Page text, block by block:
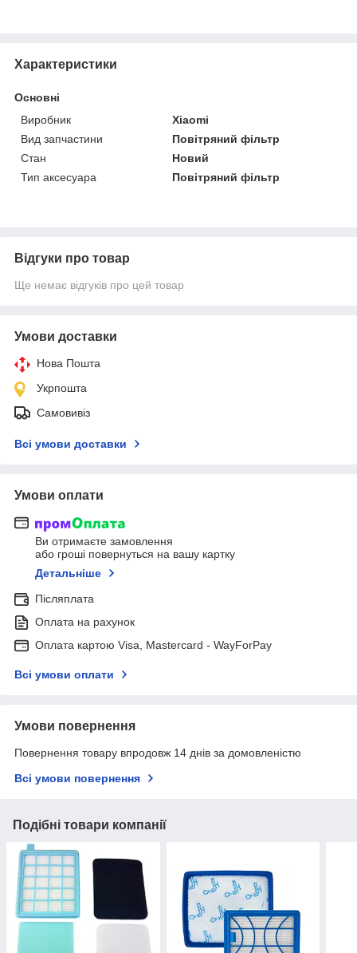
Характеристики
Основні
Виробник
Xiaomi
Вид запчастини
Повітряний фільтр
Стан
Новий
Тип аксесуара
Повітряний фільтр
Відгуки про товар
Ще немає відгуків про цей товар
Умови доставки
Нова Пошта
Укрпошта
Самовивіз
Всі умови доставки
Умови оплати
Ви отримаєте замовлення
або гроші повернуться на вашу картку
Детальніше
Післяплата
Оплата на рахунок
Оплата картою Visa, Mastercard - WayForPay
Всі умови оплати
Умови повернення
Повернення товару впродовж 14 днів за домовленістю
Всі умови повернення
Подібні товари компанії